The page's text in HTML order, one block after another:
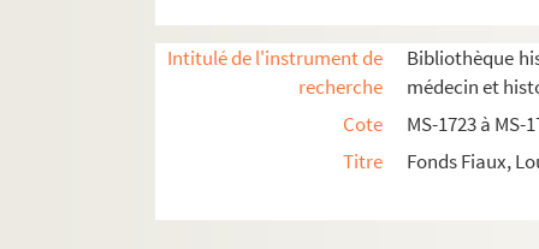
Intitulé de l'instrument de
recherche
Bibliothèque
médecin et
Cote
MS-1723 à MS-
Titre
Fonds Fiaux,
4-MS-1727. Jeanne d'Arc, la Pucelle
4-MS-1728. Moeurs des prêtres et du clergé
4-MS-1729. Le mariage et le divorce
Etudes relatives à la médecine et à la police
Documentation relative àManon Lescaut
4-MS-1731(1). Liasse n° 1 : feuillets 1 à